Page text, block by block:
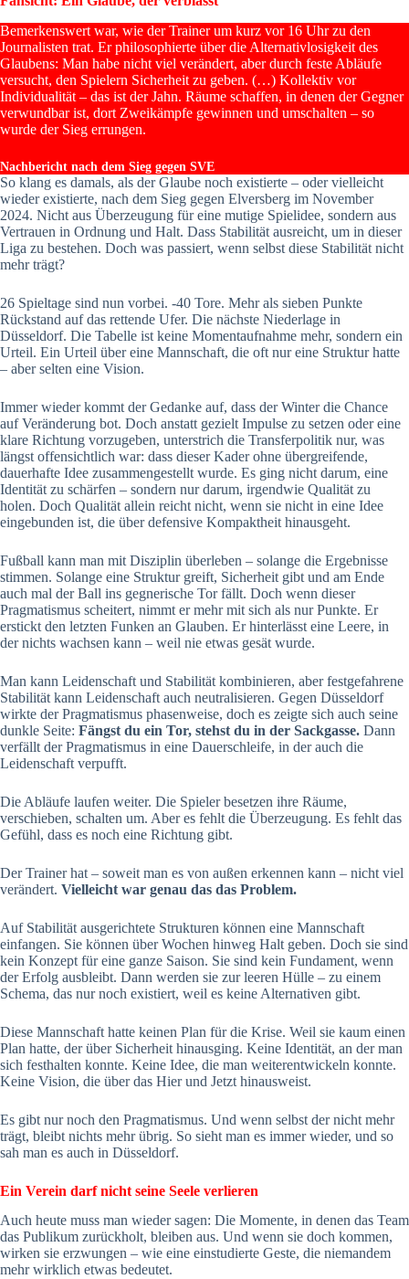
Bemerkenswert war, wie der Trainer um kurz vor 16 Uhr zu den
Journalisten trat. Er philosophierte über die Alternativlosigkeit des
Glaubens: Man habe nicht viel verändert, aber durch feste Abläufe
versucht, den Spielern Sicherheit zu geben. (…) Kollektiv vor
Individualität – das ist der Jahn. Räume schaffen, in denen der Gegner
verwundbar ist, dort Zweikämpfe gewinnen und umschalten – so
wurde der Sieg errungen.
Nachbericht nach dem Sieg gegen SVE
So klang es damals, als der Glaube noch existierte – oder vielleicht
wieder existierte, nach dem Sieg gegen Elversberg im November
2024. Nicht aus Überzeugung für eine mutige Spielidee, sondern aus
Vertrauen in Ordnung und Halt. Dass Stabilität ausreicht, um in dieser
Liga zu bestehen. Doch was passiert, wenn selbst diese Stabilität nicht
mehr trägt?
26 Spieltage sind nun vorbei. -40 Tore. Mehr als sieben Punkte
Rückstand auf das rettende Ufer. Die nächste Niederlage in
Düsseldorf. Die Tabelle ist keine Momentaufnahme mehr, sondern ein
Urteil. Ein Urteil über eine Mannschaft, die oft nur eine Struktur hatte
– aber selten eine Vision.
Immer wieder kommt der Gedanke auf, dass der Winter die Chance
auf Veränderung bot. Doch anstatt gezielt Impulse zu setzen oder eine
klare Richtung vorzugeben, unterstrich die Transferpolitik nur, was
längst offensichtlich war: dass dieser Kader ohne übergreifende,
dauerhafte Idee zusammengestellt wurde. Es ging nicht darum, eine
Identität zu schärfen – sondern nur darum, irgendwie Qualität zu
holen. Doch Qualität allein reicht nicht, wenn sie nicht in eine Idee
eingebunden ist, die über defensive Kompaktheit hinausgeht.
Fußball kann man mit Disziplin überleben – solange die Ergebnisse
stimmen. Solange eine Struktur greift, Sicherheit gibt und am Ende
auch mal der Ball ins gegnerische Tor fällt. Doch wenn dieser
Pragmatismus scheitert, nimmt er mehr mit sich als nur Punkte. Er
erstickt den letzten Funken an Glauben. Er hinterlässt eine Leere, in
der nichts wachsen kann – weil nie etwas gesät wurde.
Man kann Leidenschaft und Stabilität kombinieren, aber festgefahrene
Stabilität kann Leidenschaft auch neutralisieren. Gegen Düsseldorf
wirkte der Pragmatismus phasenweise, doch es zeigte sich auch seine
dunkle Seite: Fängst du ein Tor, stehst du in der Sackgasse. Dann
verfällt der Pragmatismus in eine Dauerschleife, in der auch die
Leidenschaft verpufft.
Die Abläufe laufen weiter. Die Spieler besetzen ihre Räume,
verschieben, schalten um. Aber es fehlt die Überzeugung. Es fehlt das
Gefühl, dass es noch eine Richtung gibt.
Der Trainer hat – soweit man es von außen erkennen kann – nicht viel
verändert. Vielleicht war genau das das Problem.
Auf Stabilität ausgerichtete Strukturen können eine Mannschaft
einfangen. Sie können über Wochen hinweg Halt geben. Doch sie sind
kein Konzept für eine ganze Saison. Sie sind kein Fundament, wenn
der Erfolg ausbleibt. Dann werden sie zur leeren Hülle – zu einem
Schema, das nur noch existiert, weil es keine Alternativen gibt.
Diese Mannschaft hatte keinen Plan für die Krise. Weil sie kaum einen
Plan hatte, der über Sicherheit hinausging. Keine Identität, an der man
sich festhalten konnte. Keine Idee, die man weiterentwickeln konnte.
Keine Vision, die über das Hier und Jetzt hinausweist.
Es gibt nur noch den Pragmatismus. Und wenn selbst der nicht mehr
trägt, bleibt nichts mehr übrig. So sieht man es immer wieder, und so
sah man es auch in Düsseldorf.
Ein Verein darf nicht seine Seele verlieren
Auch heute muss man wieder sagen: Die Momente, in denen das Team
das Publikum zurückholt, bleiben aus. Und wenn sie doch kommen,
wirken sie erzwungen – wie eine einstudierte Geste, die niemandem
mehr wirklich etwas bedeutet.